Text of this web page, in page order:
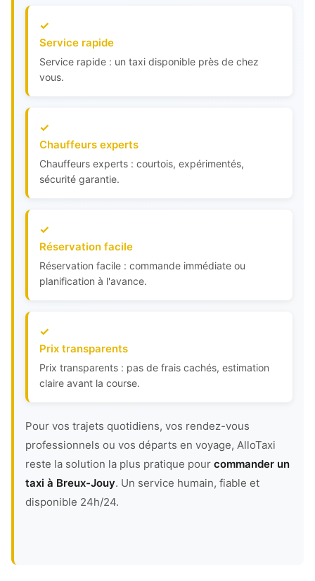
Service rapide
Service rapide : un taxi disponible près de chez
vous.
Chauffeurs experts
Chauffeurs experts : courtois, expérimentés,
sécurité garantie.
Réservation facile
Réservation facile : commande immédiate ou
planification à l'avance.
Prix transparents
Prix transparents : pas de frais cachés, estimation
claire avant la course.
Pour vos trajets quotidiens, vos rendez-vous
professionnels ou vos départs en voyage, AlloTaxi
reste la solution la plus pratique pour commander un
taxi à Breux-Jouy. Un service humain, fiable et
disponible 24h/24.